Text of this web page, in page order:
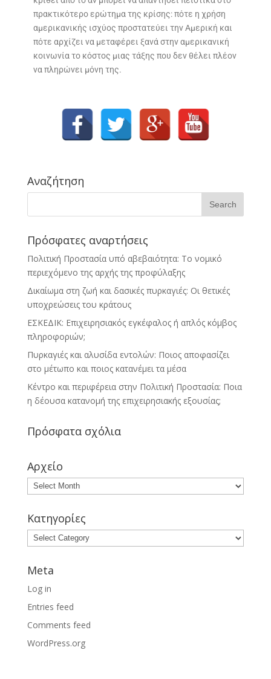
πρακτικότερο ερώτημα της κρίσης: πότε η χρήση
αμερικανικής ισχύος προστατεύει την Αμερική και
πότε αρχίζει να μεταφέρει ξανά στην αμερικανική
κοινωνία το κόστος μιας τάξης που δεν θέλει πλέον
να πληρώνει μόνη της.
Αναζήτηση
Πρόσφατες αναρτήσεις
Πολιτική Προστασία υπό αβεβαιότητα: Το νομικό
περιεχόμενο της αρχής της προφύλαξης
Δικαίωμα στη ζωή και δασικές πυρκαγιές: Οι θετικές
υποχρεώσεις του κράτους
ΕΣΚΕΔΙΚ: Επιχειρησιακός εγκέφαλος ή απλός κόμβος
πληροφοριών;
Πυρκαγιές και αλυσίδα εντολών: Ποιος αποφασίζει
στο μέτωπο και ποιος κατανέμει τα μέσα
Κέντρο και περιφέρεια στην Πολιτική Προστασία: Ποια
η δέουσα κατανομή της επιχειρησιακής εξουσίας;
Πρόσφατα σχόλια
Αρχείο
Κατηγορίες
Meta
Log in
Entries feed
Comments feed
WordPress.org